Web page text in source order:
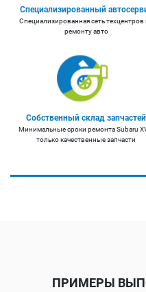
Специализированный
Специализированная сеть техцентров
ремонту авто
Собственный склад запчастей
Минимальные сроки ремонта Subaru
только качественные запчасти
ПРИМЕРЫ